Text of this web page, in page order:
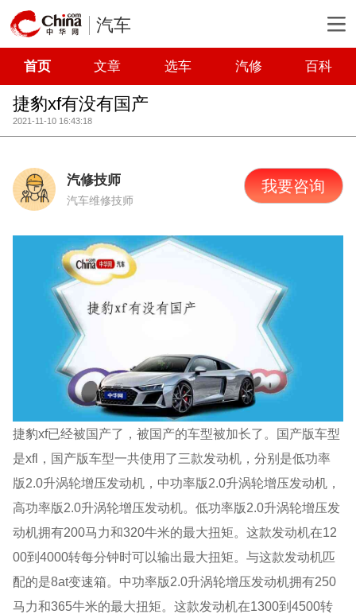
汽车
首页 文章 选车 汽修 百科
捷豹xf有没有国产
2021-11-10 16:43:18
汽修技师
汽车维修技师
我要咨询
捷豹xf已经被国产了，被国产的车型被加长了。国产版车型
是xfl，国产版车型一共使用了三款发动机，分别是低功率
版2.0升涡轮增压发动机，中功率版2.0升涡轮增压发动机，
高功率版2.0升涡轮增压发动机。低功率版2.0升涡轮增压发
动机拥有200马力和320牛米的最大扭矩。这款发动机在12
00到4000转每分钟时可以输出最大扭矩。与这款发动机匹
配的是8at变速箱。中功率版2.0升涡轮增压发动机拥有250
马力和365牛米的最大扭矩。这款发动机在1300到4500转